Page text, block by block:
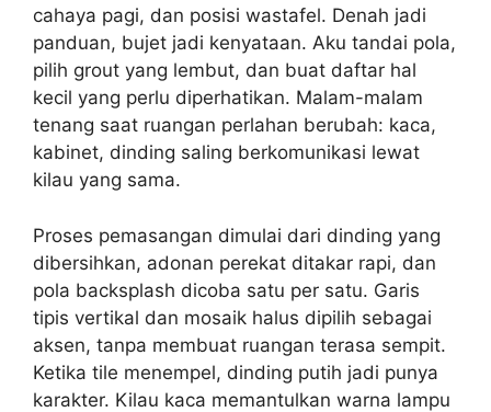
cahaya pagi, dan posisi wastafel. Denah jadi
panduan, bujet jadi kenyataan. Aku tandai pola,
pilih grout yang lembut, dan buat daftar hal
kecil yang perlu diperhatikan. Malam-malam
tenang saat ruangan perlahan berubah: kaca,
kabinet, dinding saling berkomunikasi lewat
kilau yang sama.
Proses pemasangan dimulai dari dinding yang
dibersihkan, adonan perekat ditakar rapi, dan
pola backsplash dicoba satu per satu. Garis
tipis vertikal dan mosaik halus dipilih sebagai
aksen, tanpa membuat ruangan terasa sempit.
Ketika tile menempel, dinding putih jadi punya
karakter. Kilau kaca memantulkan warna lampu